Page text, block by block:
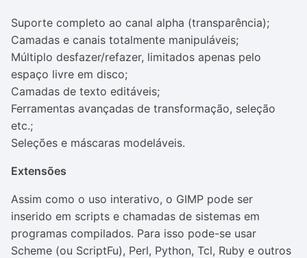
Suporte completo ao canal alpha (transparência);
Camadas e canais totalmente manipuláveis;
Múltiplo desfazer/refazer, limitados apenas pelo
espaço livre em disco;
Camadas de texto editáveis;
Ferramentas avançadas de transformação, seleção
etc.;
Seleções e máscaras modeláveis.
Extensões
Assim como o uso interativo, o GIMP pode ser
inserido em scripts e chamadas de sistemas em
programas compilados. Para isso pode-se usar
Scheme (ou ScriptFu), Perl, Python, Tcl, Ruby e outros